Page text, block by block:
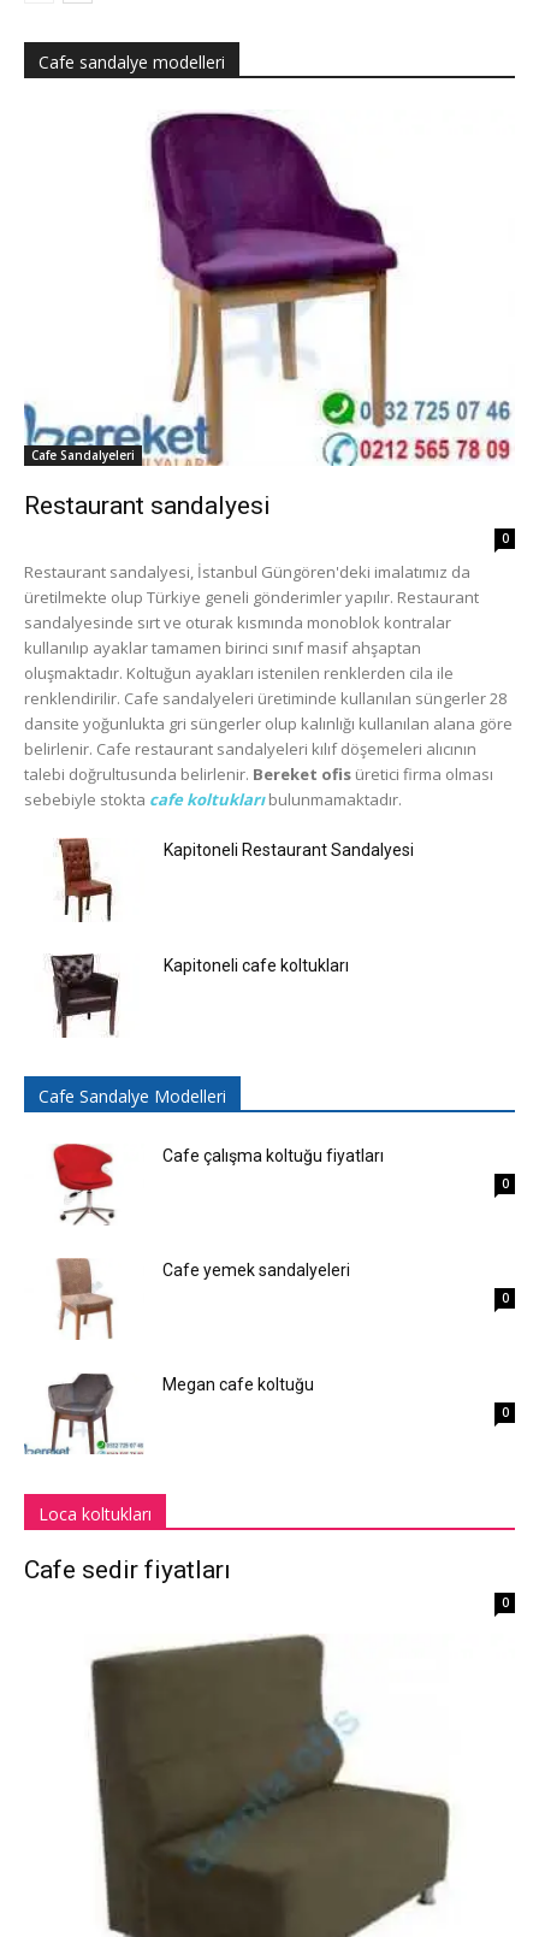
Cafe sandalye modelleri
Cafe Sandalyeleri
Restaurant sandalyesi
0
Restaurant sandalyesi, İstanbul Güngören'deki imalatımız da
üretilmekte olup Türkiye geneli gönderimler yapılır. Restaurant
sandalyesinde sırt ve oturak kısmında monoblok kontralar
kullanılıp ayaklar tamamen birinci sınıf masif ahşaptan
oluşmaktadır. Koltuğun ayakları istenilen renklerden cila ile
renklendirilir. Cafe sandalyeleri üretiminde kullanılan süngerler 28
dansite yoğunlukta gri süngerler olup kalınlığı kullanılan alana göre
belirlenir. Cafe restaurant sandalyeleri kılıf döşemeleri alıcının
talebi doğrultusunda belirlenir. Bereket ofis üretici firma olması
sebebiyle stokta cafe koltuklarıbulunmamaktadır.
Kapitoneli Restaurant Sandalyesi
Kapitoneli cafe koltukları
Cafe Sandalye Modelleri
Cafe çalışma koltuğu fiyatları
0
Cafe yemek sandalyeleri
0
Megan cafe koltuğu
0
Loca koltukları
Cafe sedir fiyatları
0